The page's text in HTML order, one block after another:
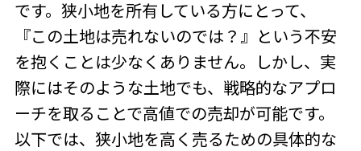
です。狭小地を所有している方にとって、
『この土地は売れないのでは？』という不安
を抱くことは少なくありません。しかし、実
際にはそのような土地でも、戦略的なアプロ
ーチを取ることで高値での売却が可能です。
以下では、狭小地を高く売るための具体的な